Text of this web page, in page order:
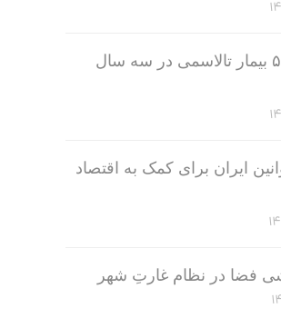
فوت ۵۵۰ بیمار تالاسمی در سه سال
ایران برای کمک به اقتصاد
فضا در نظام غارتِ شهر